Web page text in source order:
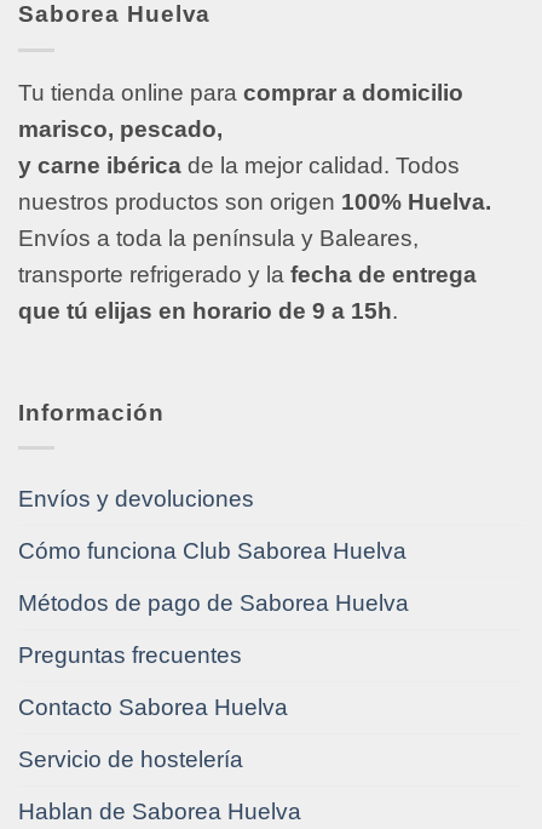
Saborea Huelva
Tu tienda online para comprar a domicilio
marisco, pescado,
y carne ibérica de la mejor calidad. Todos
nuestros productos son origen 100% Huelva.
Envíos a toda la península y Baleares,
transporte refrigerado y la fecha de entrega
que tú elijas en horario de 9 a 15h.
Información
Envíos y devoluciones
Cómo funciona Club Saborea Huelva
Métodos de pago de Saborea Huelva
Preguntas frecuentes
Contacto Saborea Huelva
Servicio de hostelería
Hablan de Saborea Huelva